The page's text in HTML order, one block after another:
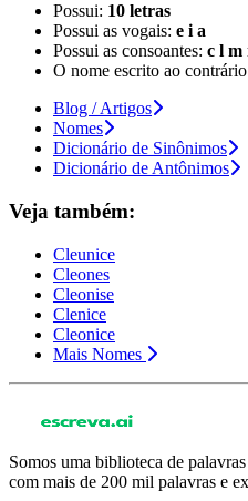
Possui: 10 letras
Possui as vogais: e i a
Possui as consoantes: c l m
O nome escrito ao
Blog / Artigos
Nomes
Dicionário de Sinônimos
Dicionário de Antônimos
Veja também:
Cleunice
Cleones
Cleonise
Clenice
Cleonice
Mais Nomes
Somos uma biblioteca de
com mais de 200 mil palavras e